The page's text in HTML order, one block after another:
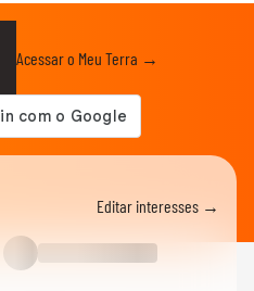
Acessar o Meu Terra →
Editar interesses →